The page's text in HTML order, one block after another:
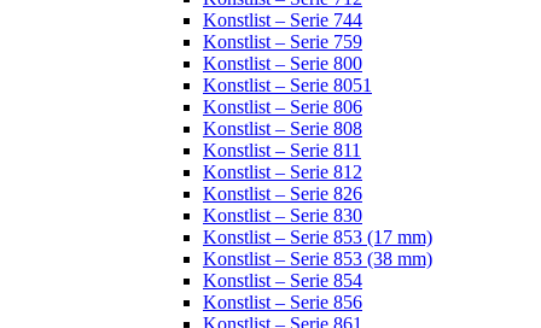
Konstlist – Serie 744
Konstlist – Serie 759
Konstlist – Serie 800
Konstlist – Serie 8051
Konstlist – Serie 806
Konstlist – Serie 808
Konstlist – Serie 811
Konstlist – Serie 812
Konstlist – Serie 826
Konstlist – Serie 830
Konstlist – Serie 853 (17 mm)
Konstlist – Serie 853 (38 mm)
Konstlist – Serie 854
Konstlist – Serie 856
Konstlist – Serie 861